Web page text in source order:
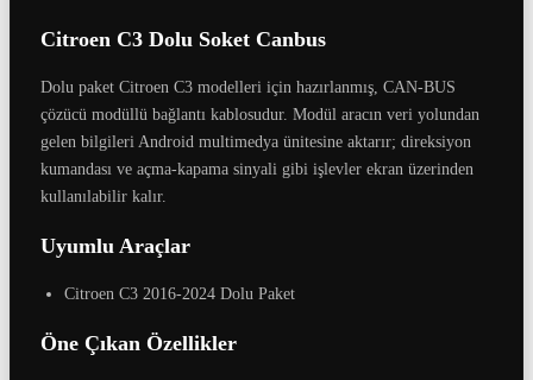
Citroen C3 Dolu Soket Canbus
Dolu paket Citroen C3 modelleri için hazırlanmış, CAN-BUS
çözücü modüllü bağlantı kablosudur. Modül aracın veri yolundan
gelen bilgileri Android multimedya ünitesine aktarır; direksiyon
kumandası ve açma-kapama sinyali gibi işlevler ekran üzerinden
kullanılabilir kalır.
Uyumlu Araçlar
Citroen C3 2016-2024 Dolu Paket
Öne Çıkan Özellikler